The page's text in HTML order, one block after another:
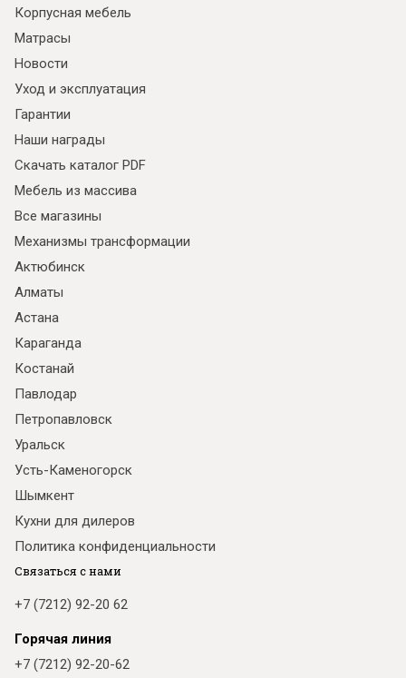
Корпусная мебель
Матрасы
Новости
Уход и эксплуатация
Гарантии
Наши награды
Скачать каталог PDF
Мебель из массива
Все магазины
Механизмы трансформации
Актюбинск
Алматы
Астана
Караганда
Костанай
Павлодар
Петропавловск
Уральск
Усть-Каменогорск
Шымкент
Кухни для дилеров
Политика конфиденциальности
Связаться с нами
+7 (7212) 92-20 62
Горячая линия
+7 (7212) 92-20-62